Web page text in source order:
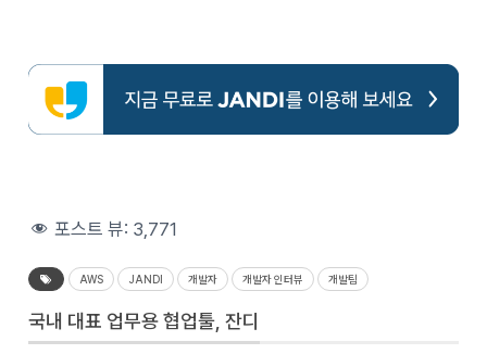
포스트 뷰: 3,771
AWS JANDI 개발자 개발자 인터뷰 개발팀
국내 대표 업무용 협업툴, 잔디